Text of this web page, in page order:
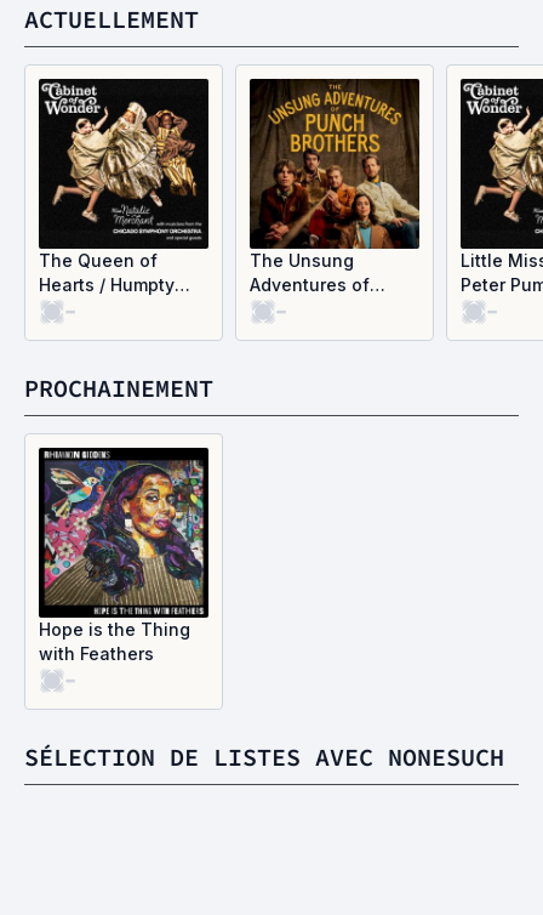
ACTUELLEMENT
The Queen of
Hearts / Humpty
Dumpty (Single)
-
The Unsung
Adventures of
Punch Brothers
-
Little
Peter
Eater
-
PROCHAINEMENT
Hope is the Thing
with Feathers
-
SÉLECTION DE LISTES AVEC NONESUCH